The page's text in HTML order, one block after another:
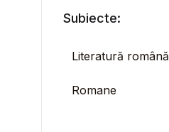
Subiecte:
Literatură română
Romane